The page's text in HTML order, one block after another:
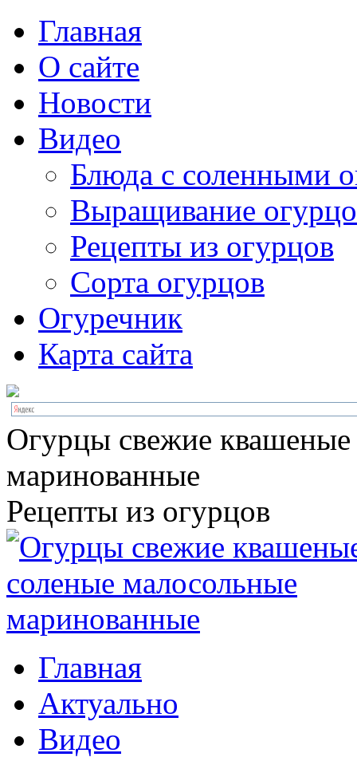
Главная
О сайте
Новости
Видео
Блюда с соленными
Выращивание
Рецепты из огурцов
Сорта огурцов
Огуречник
Карта сайта
Огурцы свежие
маринованные
Рецепты из огурцов
Главная
Актуально
Видео